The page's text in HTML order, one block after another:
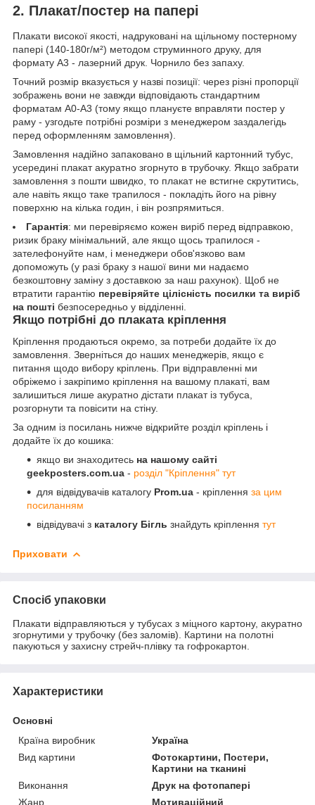
2. Плакат/постер на папері
Плакати високої якості, надруковані на щільному постерному
папері (140-180г/м²) методом струминного друку, для
формату А3 - лазерний друк. Чорнило без запаху.
Точний розмір вказується у назві позиції: через різні пропорції
зображень вони не завжди відповідають стандартним
форматам А0-А3 (тому якщо плануєте вправляти постер у
раму - узгодьте потрібні розміри з менеджером заздалегідь
перед оформленням замовлення).
Замовлення надійно запаковано в щільний картонний тубус,
усередині плакат акуратно згорнуто в трубочку. Якщо забрати
замовлення з пошти швидко, то плакат не встигне скрутитись,
але навіть якщо таке трапилося - покладіть його на рівну
поверхню на кілька годин, і він розпрямиться.
Гарантія: ми перевіряємо кожен виріб перед відправкою,
ризик браку мінімальний, але якщо щось трапилося -
зателефонуйте нам, і менеджери обов'язково вам
допоможуть (у разі браку з нашої вини ми надаємо
безкоштовну заміну з доставкою за наш рахунок). Щоб не
втратити гарантію перевіряйте цілісність посилки та виріб
на пошті безпосередньо у відділенні.
Якщо потрібні до плаката кріплення
Кріплення продаються окремо, за потреби додайте їх до
замовлення. Зверніться до наших менеджерів, якщо є
питання щодо вибору кріплень. При відправленні ми
обріжемо і закріпимо кріплення на вашому плакаті, вам
залишиться лише акуратно дістати плакат із тубуса,
розгорнути та повісити на стіну.
За одним із посилань нижче відкрийте розділ кріплень і
додайте їх до кошика:
якщо ви знаходитесь на нашому сайті
geekposters.com.ua - розділ "Кріплення" тут
для відвідувачів каталогу Prom.ua - кріплення за цим
посиланням
відвідувачі з каталогу Бігль знайдуть кріплення тут
Приховати
Спосіб упаковки
Плакати відправляються у тубусах з міцного картону, акуратно
згорнутими у трубочку (без заломів). Картини на полотні
пакуються у захисну стрейч-плівку та гофрокартон.
Характеристики
Основні
Країна виробник
Україна
Вид картини
Фотокартини, Постери,
Картини на тканині
Виконання
Друк на фотопапері
Жанр
Мотиваційний